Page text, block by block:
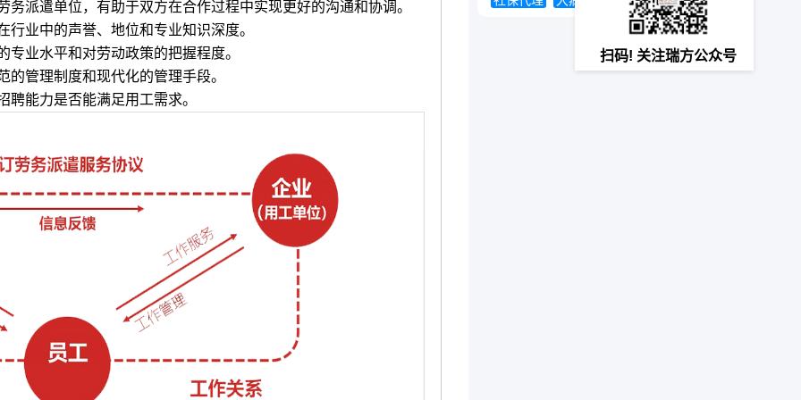
遣单位，有助于双方在合作过程中实现更好的沟通和协调。
业中的声誉、地位和专业知识深度。
业水平和对劳动政策的把握程度。
管理制度和现代化的管理手段。
能力是否能满足用工需求。
扫码! 关注瑞方公众号